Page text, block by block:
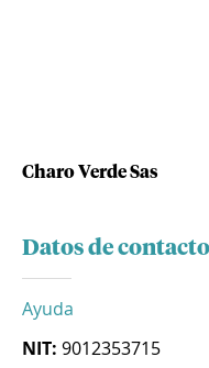
Charo Verde Sas
Datos de
Ayuda
NIT: 9012353715